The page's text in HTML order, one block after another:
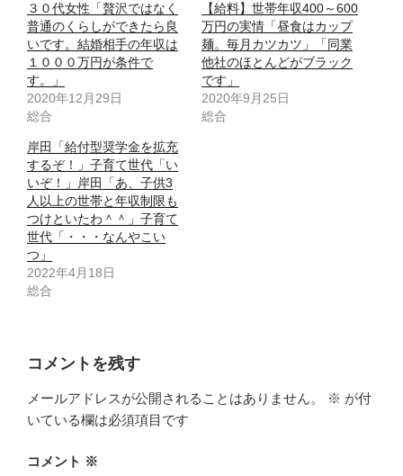
３０代女性「贅沢ではなく
普通のくらしができたら良
いです。結婚相手の年収は
１０００万円が条件で
す。」
2020年12月29日
総合
【給料】世帯年収400～600
万円の実情「昼食はカップ
麺。毎月カツカツ」「同業
他社のほとんどがブラック
です」
2020年9月25日
総合
岸田「給付型奨学金を拡充
するぞ！」子育て世代「い
いぞ！」岸田「あ、子供3
人以上の世帯と年収制限も
つけといたわ＾＾」子育て
世代「・・・なんやこい
つ」
2022年4月18日
総合
コメントを残す
メールアドレスが公開されることはありません。 ※ が付
いている欄は必須項目です
コメント ※